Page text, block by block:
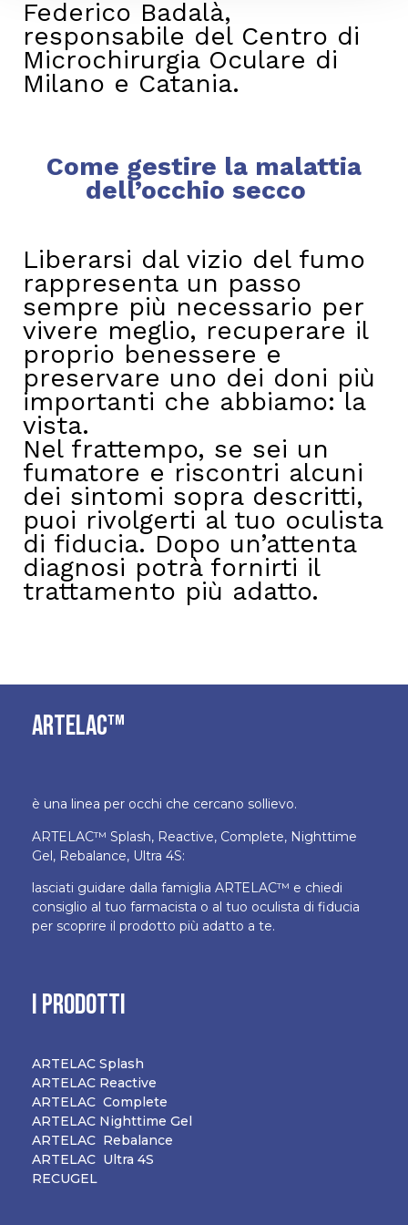
Federico Badalà,
responsabile del Centro di
Microchirurgia Oculare di
Milano e Catania.
Come gestire la malattia
dell’occhio secco
Liberarsi dal vizio del fumo
rappresenta un passo
sempre più necessario per
vivere meglio, recuperare il
proprio benessere e
preservare uno dei doni più
importanti che abbiamo: la
vista.
Nel frattempo, se sei un
fumatore e riscontri alcuni
dei sintomi sopra descritti,
puoi rivolgerti al tuo oculista
di fiducia. Dopo un’attenta
diagnosi potrà fornirti il
trattamento più adatto.
ARTELAC™
è una linea per occhi che cercano sollievo.
ARTELAC™ Splash, Reactive, Complete, Nighttime
Gel, Rebalance, Ultra 4S:
lasciati guidare dalla famiglia ARTELAC™ e chiedi
consiglio al tuo farmacista o al tuo oculista di fiducia
per scoprire il prodotto più adatto a te.
I PRODOTTI
ARTELAC Splash
ARTELAC Reactive
ARTELAC Complete
ARTELAC Nighttime Gel
ARTELAC Rebalance
ARTELAC Ultra 4S
RECUGEL